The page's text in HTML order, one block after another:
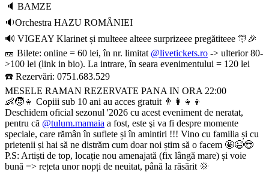
🔈 BAMZE
🔉Orchestra HAZU ROMÂNIEI
🔊 VIGEAY Klarinet și multeee alteee surprizeee pregătiteee 🎊🎉
🎫 Bilete: online = 60 lei, în nr. limitat @livetickets.ro -> ulterior 80-
>100 lei (link in bio). La intrare, în seara evenimentului = 120 lei
☎️ Rezervări: 0751.683.529
MESELE RAMAN REZERVATE PANA IN ORA 22:00
👶🧒👧 Copiii sub 10 ani au acces gratuit 👨‍👩‍👧‍👦
Deschidem oficial sezonul '2026 cu acest eveniment de neratat,
pentru că @tulum.mamaia a fost, este şi va fi despre momente
speciale, care rămân în suflete și în amintiri !!! Vino cu familia și cu
prietenii și hai să ne distrăm cum doar noi știm să o facem 🤩😉😎
P.S: Artiști de top, locație nou amenajată (fix lângă mare) și voie
bună => rețeta unor nopți de neuitat, până la răsărit 🌞